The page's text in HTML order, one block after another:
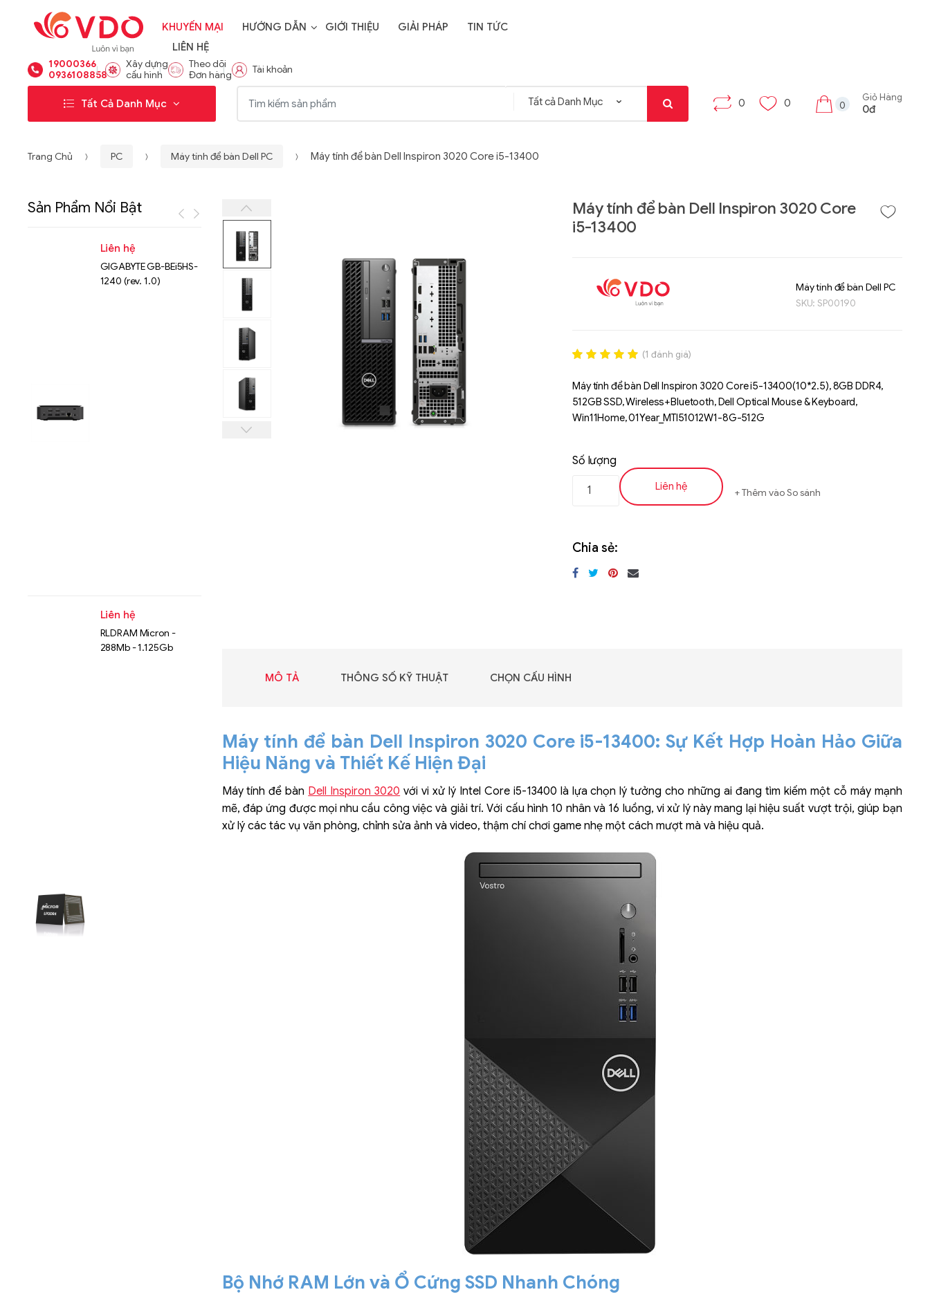
KHUYẾN MẠI HƯỚNG DẪN GIỚI THIỆU GIẢI PHÁP
TIN TỨC
LIÊN HỆ
19000366
0936108858
Xây dựng
cấu hình
Theo dõi
Đơn hàng
Tài khoản
Tất Cả Danh Mục 0 0 0
Giỏ Hàng
0đ
Trang Chủ PC Máy tính để bàn Dell PC Máy tính để bàn Dell Inspiron 3020 Core i5-13400
Máy tính để bàn Dell Inspiron 3020 Core
i5-13400
Máy tính để bàn Dell PC
SKU:SP00190
out of 5
based on
đánh giá
(1 đánh giá)
Máy tính để bàn Dell Inspiron 3020 Core i5-13400(10*2.5), 8GB DDR4,
512GB SSD, Wireless+Bluetooth, Dell Optical Mouse & Keyboard,
Win11Home, 01Year_MTI51012W1-8G-512G
Số lượng
Liên hệ Thêm vào So sánh
Chia sẻ:
MÔ TẢ THÔNG SỐ KỸ THUẬT CHỌN CẤU HÌNH
Máy tính để bàn Dell Inspiron 3020 Core i5-13400: Sự Kết Hợp Hoàn Hảo Giữa
Hiệu Năng và Thiết Kế Hiện Đại
Máy tính để bàn Dell Inspiron 3020 với vi xử lý Intel Core i5-13400 là lựa chọn lý tưởng cho những ai đang tìm kiếm một cỗ máy mạnh
mẽ, đáp ứng được mọi nhu cầu công việc và giải trí. Với cấu hình 10 nhân và 16 luồng, vi xử lý này mang lại hiệu suất vượt trội, giúp bạn
xử lý các tác vụ văn phòng, chỉnh sửa ảnh và video, thậm chí chơi game nhẹ một cách mượt mà và hiệu quả.
Bộ Nhớ RAM Lớn và Ổ Cứng SSD Nhanh Chóng
Sản Phẩm Nổi Bật
Liên hệ
GIGABYTE GB-BEi5HS-
1240 (rev. 1.0)
Liên hệ
RLDRAM Micron -
288Mb - 1.125Gb
NVMe™ SSD Storage
GIGABYTE G593-ZD1
(rev. AAX1)
Tab X8